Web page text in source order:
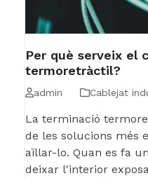
Per què serveix el
termoretràctil?
admin Cablejat
La terminació
de les solucions més
aïllar-lo. Quan es fa
deixar l'interior